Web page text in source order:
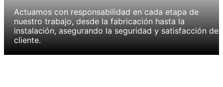
Actuamos con responsabilidad en cada etapa de
nuestro trabajo, desde la fabricación hasta la
instalación, asegurando la seguridad y satisfacción del
cliente.